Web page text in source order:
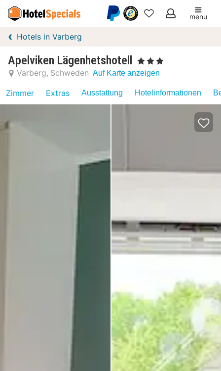
Meine
menu
Hotels in Varberg
Apelviken Lägenhetshotell , 3 Sterne
Varberg Schweden Auf Karte anzeigen
Zimmer Extras Ausstattung Hotelinformationen